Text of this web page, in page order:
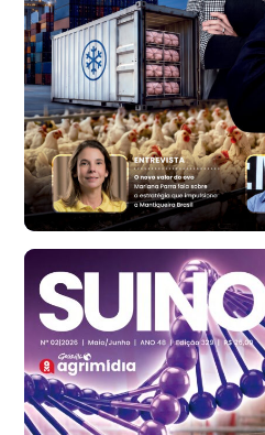
Ovo Branco - Regional
Bastos (SP)
R$ 134,40
cx
Ovo Vermelho - Regional
Bastos (SP)
R$ 146,71
cx
Frango - Indicador
SP
R$ 7,13
kg
Frango - Indicador
SP
R$ 7,15